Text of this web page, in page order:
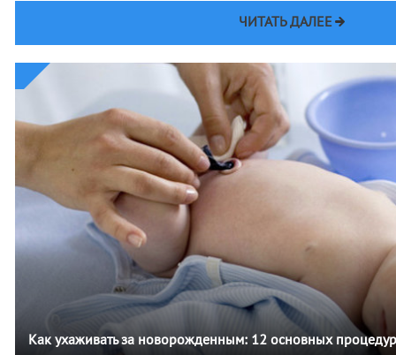
ЧИТАТЬ ДАЛЕЕ
Как ухаживать за новорожденным: 12 основных